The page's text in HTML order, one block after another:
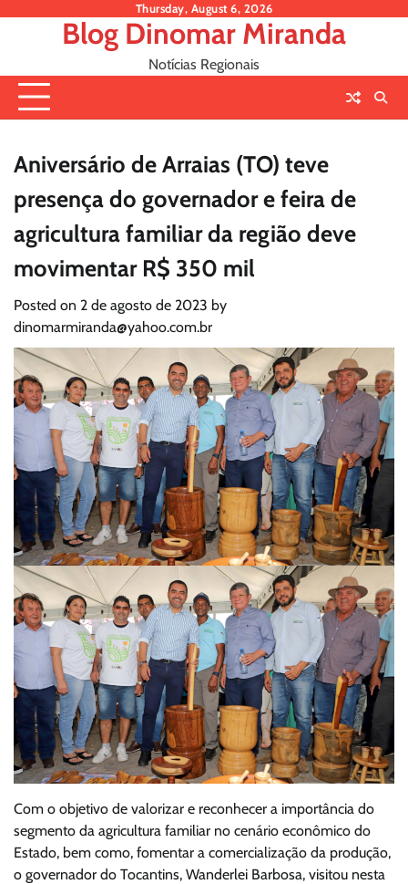
Thursday, August 6, 2026
Blog Dinomar Miranda
Notícias Regionais
Aniversário de Arraias (TO) teve
presença do governador e feira de
agricultura familiar da região deve
movimentar R$ 350 mil
Posted on 2 de agosto de 2023 by
dinomarmiranda@yahoo.com.br
Com o objetivo de valorizar e reconhecer a importância do
segmento da agricultura familiar no cenário econômico do
Estado, bem como, fomentar a comercialização da produção,
o governador do Tocantins, Wanderlei Barbosa, visitou nesta